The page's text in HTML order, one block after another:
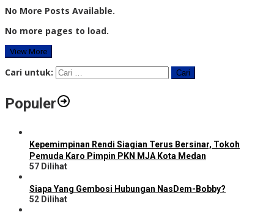
No More Posts Available.
No more pages to load.
View More
Cari untuk:
Populer
Kepemimpinan Rendi Siagian Terus Bersinar, Tokoh
Pemuda Karo Pimpin PKN MJA Kota Medan
57 Dilihat
Siapa Yang Gembosi Hubungan NasDem-Bobby?
52 Dilihat